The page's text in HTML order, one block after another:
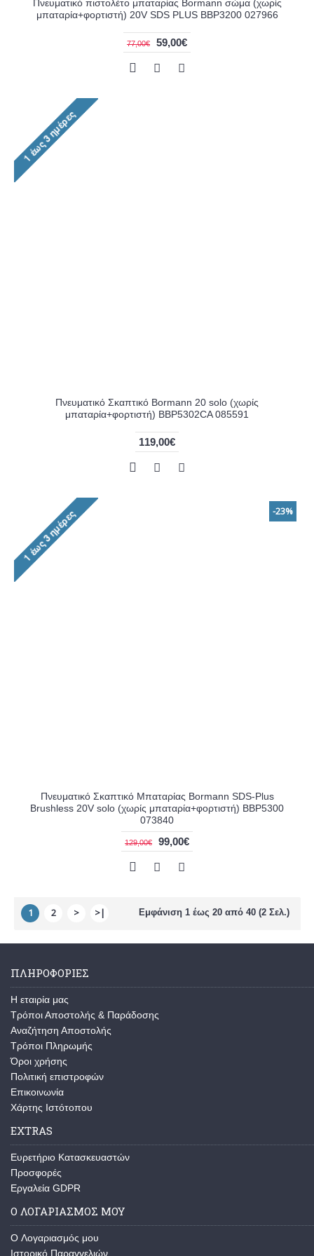
Πνευματικό πιστολέτο μπαταρίας Bormann σώμα (χωρίς
μπαταρία+φορτιστή) 20V SDS PLUS BBP3200 027966
77,00€ 59,00€
Πνευματικό Σκαπτικό Bormann 20 solo (χωρίς
μπαταρία+φορτιστή) BBP5302CA 085591
119,00€
-23%
Πνευματικό Σκαπτικό Μπαταρίας Bormann SDS-Plus
Brushless 20V solo (χωρίς μπαταρία+φορτιστή) BBP5300
073840
129,00€ 99,00€
1 2 > >| Εμφάνιση 1 έως 20 από 40 (2 Σελ.)
ΠΛΗΡΟΦΟΡΙΕΣ
Η εταιρία μας
Τρόποι Αποστολής & Παράδοσης
Αναζήτηση Αποστολής
Τρόποι Πληρωμής
Όροι χρήσης
Πολιτική επιστροφών
Επικοινωνία
Χάρτης Ιστότοπου
EXTRAS
Ευρετήριο Κατασκευαστών
Προσφορές
Εργαλεία GDPR
Ο ΛΟΓΑΡΙΑΣΜΟΣ ΜΟΥ
O Λογαριασμός μου
Ιστορικό Παραγγελιών